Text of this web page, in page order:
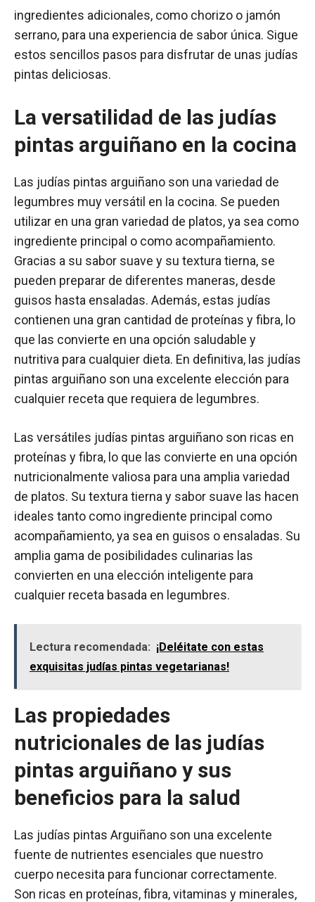
ingredientes adicionales, como chorizo o jamón
serrano, para una experiencia de sabor única. Sigue
estos sencillos pasos para disfrutar de unas judías
pintas deliciosas.
La versatilidad de las judías
pintas arguiñano en la cocina
Las judías pintas arguiñano son una variedad de
legumbres muy versátil en la cocina. Se pueden
utilizar en una gran variedad de platos, ya sea como
ingrediente principal o como acompañamiento.
Gracias a su sabor suave y su textura tierna, se
pueden preparar de diferentes maneras, desde
guisos hasta ensaladas. Además, estas judías
contienen una gran cantidad de proteínas y fibra, lo
que las convierte en una opción saludable y
nutritiva para cualquier dieta. En definitiva, las judías
pintas arguiñano son una excelente elección para
cualquier receta que requiera de legumbres.
Las versátiles judías pintas arguiñano son ricas en
proteínas y fibra, lo que las convierte en una opción
nutricionalmente valiosa para una amplia variedad
de platos. Su textura tierna y sabor suave las hacen
ideales tanto como ingrediente principal como
acompañamiento, ya sea en guisos o ensaladas. Su
amplia gama de posibilidades culinarias las
convierten en una elección inteligente para
cualquier receta basada en legumbres.
Lectura recomendada: ¡Deléitate con estas
exquisitas judías pintas vegetarianas!
Las propiedades
nutricionales de las judías
pintas arguiñano y sus
beneficios para la salud
Las judías pintas Arguiñano son una excelente
fuente de nutrientes esenciales que nuestro
cuerpo necesita para funcionar correctamente.
Son ricas en proteínas, fibra, vitaminas y minerales,